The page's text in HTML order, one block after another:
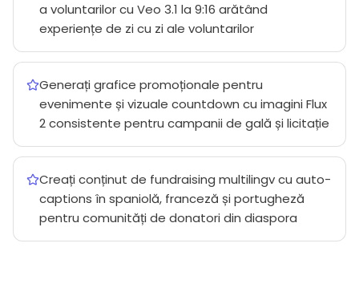
a voluntarilor cu Veo 3.1 la 9:16 arătând
experiențe de zi cu zi ale voluntarilor
Generați grafice promoționale pentru
evenimente și vizuale countdown cu imagini Flux
2 consistente pentru campanii de gală și licitație
Creați conținut de fundraising multilingv cu auto-
captions în spaniolă, franceză și portugheză
pentru comunități de donatori din diaspora